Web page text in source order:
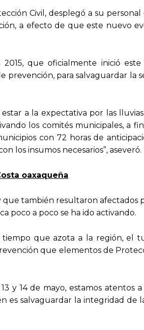
Civil, desplegó a su
a efecto de que este nuevo
que oficialmente inició este
para salvaguardar la
a la expectativa por las
los comités municipales, a
con 72 horas de
los insumos necesarios”, aseveró.
oaxaqueña
que también resultaron afectados
poco a poco se ha ido activando.
que azota a la región, el
que elementos de
y 14 de mayo, estamos atentos
es salvaguardar la integridad de